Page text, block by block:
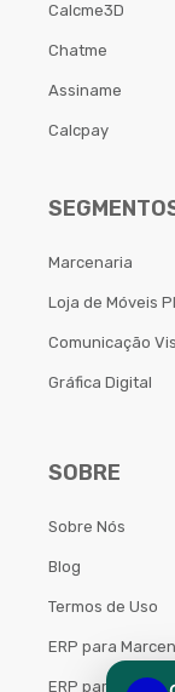
Calcme3D
Chatme
Assiname
Calcpay
Marcenaria
Loja de Móveis
Comunicação
Gráfica Digital
SOBRE
Sobre Nós
Blog
Termos de Uso
ERP para
ERP para Móveis